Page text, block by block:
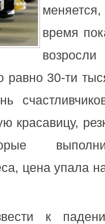
время
равно 30-ти
красавицу,
цена упала
к